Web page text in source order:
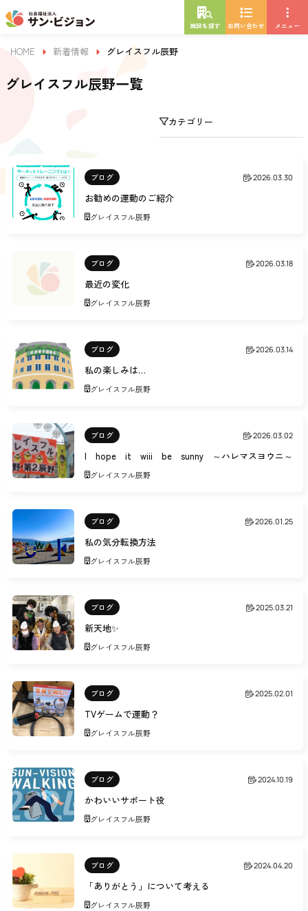
施設を探す お問い合わせ メニュー
HOME 新着情報 グレイスフル辰野
グレイスフル辰野一覧
カテゴリー
ブログ 2026.03.30
お勧めの運動のご紹介
グレイスフル辰野
ブログ 2026.03.18
最近の変化
グレイスフル辰野
ブログ 2026.03.14
私の楽しみは…
グレイスフル辰野
ブログ 2026.03.02
I hope it wiii be sunny ～ハレマスヨウニ～
グレイスフル辰野
ブログ 2026.01.25
私の気分転換方法
グレイスフル辰野
ブログ 2025.03.21
新天地✨
グレイスフル辰野
ブログ 2025.02.01
TVゲームで運動？
グレイスフル辰野
ブログ 2024.10.19
かわいいサポート役
グレイスフル辰野
ブログ 2024.04.20
「ありがとう」について考える
グレイスフル辰野